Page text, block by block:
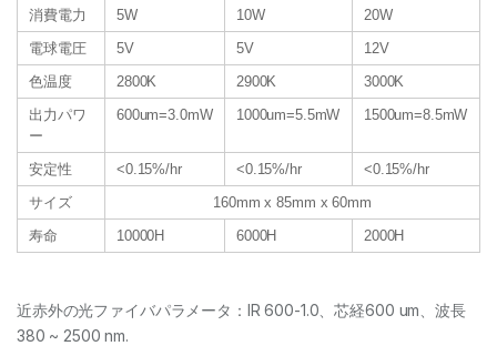
消費電力 5W 10W
20W
電球電圧
5V 5V
12V
色温度
2800K 2900K
3000K
出力パワ
ー
600um=3.0mW 1000um=5.5mW 1500um=8.5mW
安定性 <0.15%/hr <0.15%/hr
<0.15%/hr
サイズ
160mm x 85mm x 60mm
寿命
10000H 6000H 2000H
近赤外の光ファイバパラメータ：IR 600-1.0、芯経600 um、波長
380 ~ 2500 nm.